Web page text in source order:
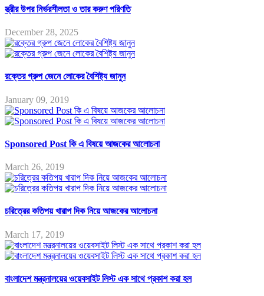
স্ত্রীর উপর নির্ভরশীলতা ও তার করুণ পরিণতি
December 28, 2025
রক্তের গ্রুপ জেনে লোকের বৈশিষ্ট্য জানুন
January 09, 2019
Sponsored Post কি এ বিষয়ে আজকের আলোচনা
March 26, 2019
চরিত্রের কতিপয় খারাপ দিক নিয়ে আজকের আলোচনা
March 17, 2019
বাংলাদেশ মন্ত্রনালয়ের ওয়েবসাইট লিস্ট এক সাথে প্রকাশ করা হল